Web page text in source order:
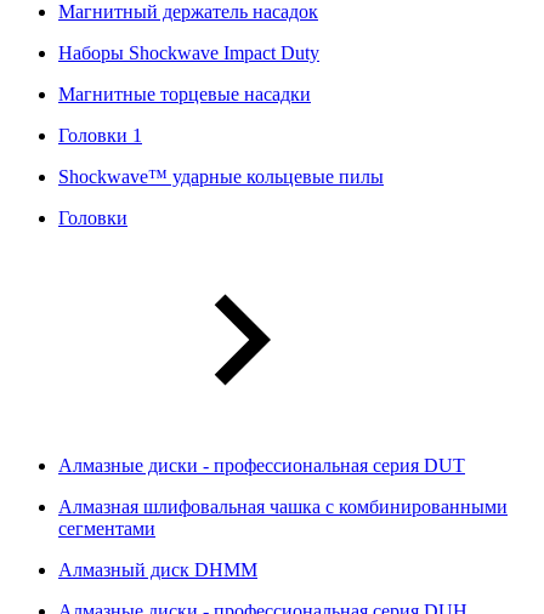
Магнитный держатель насадок
Наборы Shockwave Impact Duty
Магнитные торцевые насадки
Головки 1
Shockwave™ ударные кольцевые пилы
Головки
Алмазные диски - профессиональная серия DUT
Алмазная шлифовальная чашка с комбинированными
сегментами
Алмазный диск DHMM